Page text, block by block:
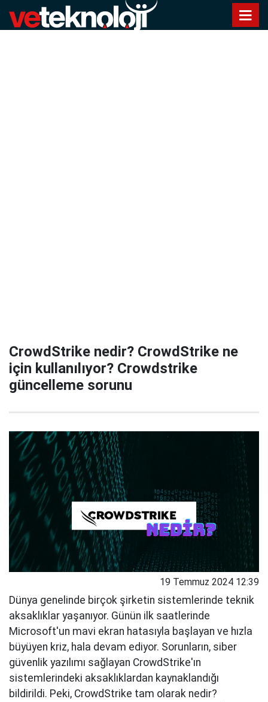
CrowdStrike nedir? CrowdStrike ne
için kullanılıyor? Crowdstrike
güncelleme sorunu
19 Temmuz 2024 12:39
Dünya genelinde birçok şirketin sistemlerinde teknik
aksaklıklar yaşanıyor. Günün ilk saatlerinde
Microsoft'un mavi ekran hatasıyla başlayan ve hızla
büyüyen kriz, hala devam ediyor. Sorunların, siber
güvenlik yazılımı sağlayan CrowdStrike'ın
sistemlerindeki aksaklıklardan kaynaklandığı
bildirildi. Peki, CrowdStrike tam olarak nedir?